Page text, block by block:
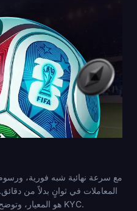
المعاملات في ثوانٍ بدلاً من
تدعم بالفعل إيداعات وسحوبات TRX، مع اعتبار Dexsport هو المعيار، وتوضح أين يتفوق كل مشغل وأين يقصر في دعم الشبكة، والأسواق، والمكافآت، والمدفوعات، ومتطلبات KYC.